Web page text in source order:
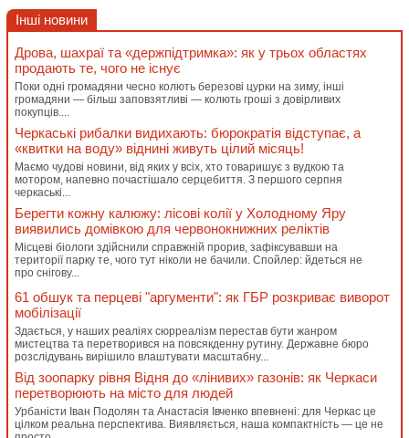
Інші новини
Дрова, шахраї та «держпідтримка»: як у трьох областях
продають те, чого не існує
Поки одні громадяни чесно колють березові цурки на зиму, інші
громадяни — більш заповзятливі — колють гроші з довірливих
покупців....
Черкаські рибалки видихають: бюрократія відступає, а
«квитки на воду» віднині живуть цілий місяць!
Маємо чудові новини, від яких у всіх, хто товаришує з вудкою та
мотором, напевно почастішало серцебиття. З першого серпня
черкаські...
Берегти кожну калюжу: лісові колії у Холодному Яру
виявились домівкою для червонокнижних реліктів
Місцеві біологи здійснили справжній прорив, зафіксувавши на
території парку те, чого тут ніколи не бачили. Спойлер: йдеться не
про снігову...
61 обшук та перцеві "аргументи": як ГБР розкриває виворот
мобілізації
Здається, у наших реаліях сюрреалізм перестав бути жанром
мистецтва та перетворився на повсякденну рутину. Державне бюро
розслідувань вирішило влаштувати масштабну...
Від зоопарку рівня Відня до «лінивих» газонів: як Черкаси
перетворюють на місто для людей
Урбаністи Іван Подолян та Анастасія Івченко впевнені: для Черкас це
цілком реальна перспектива. Виявляється, наша компактність — це не